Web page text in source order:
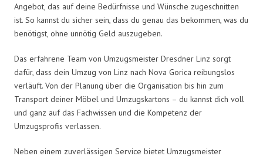
Angebot, das auf deine Bedürfnisse und Wünsche zugeschnitten
ist. So kannst du sicher sein, dass du genau das bekommen, was du
benötigst, ohne unnötig Geld auszugeben.
Das erfahrene Team von Umzugsmeister Dresdner Linz sorgt
dafür, dass dein Umzug von Linz nach Nova Gorica reibungslos
verläuft. Von der Planung über die Organisation bis hin zum
Transport deiner Möbel und Umzugskartons – du kannst dich voll
und ganz auf das Fachwissen und die Kompetenz der
Umzugsprofis verlassen.
Neben einem zuverlässigen Service bietet Umzugsmeister